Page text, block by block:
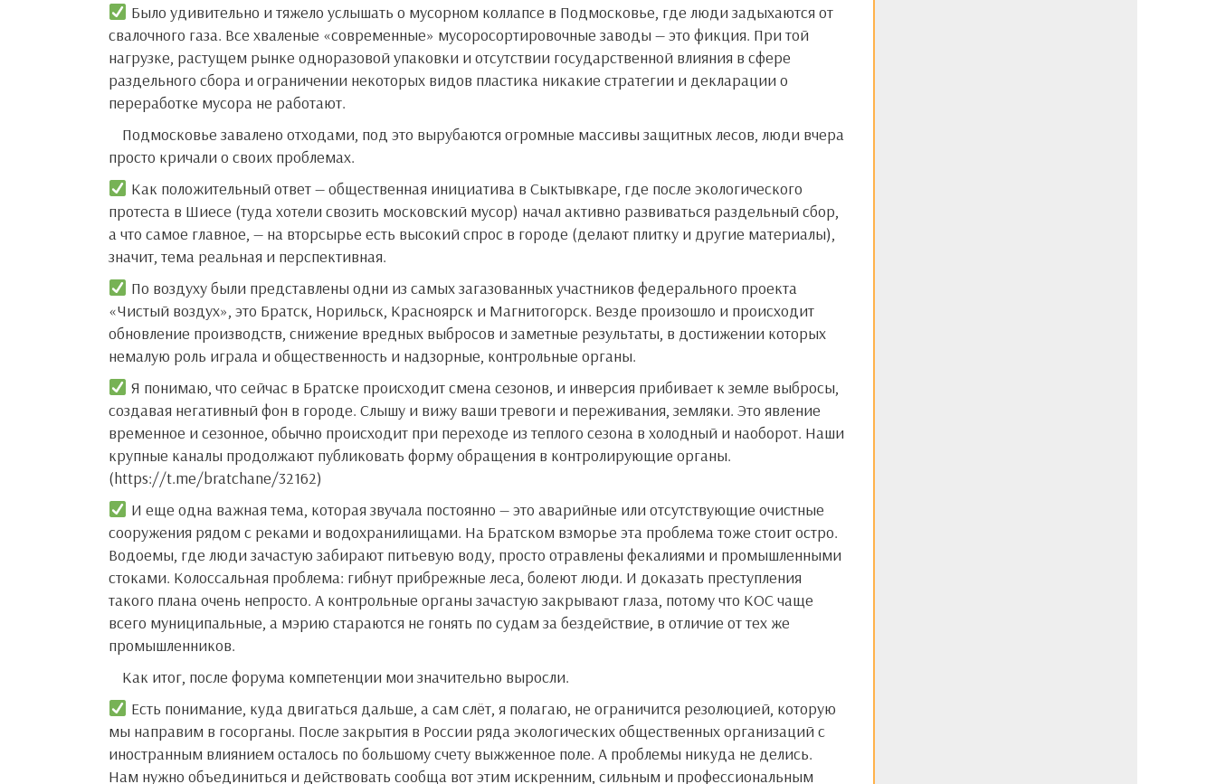
Было удивительно и тяжело услышать о мусорном коллапсе в Подмосковье, где люди задыхаются от
свалочного газа. Все хваленые «современные» мусоросортировочные заводы — это фикция. При той
нагрузке, растущем рынке одноразовой упаковки и отсутствии государственной влияния в сфере
раздельного сбора и ограничении некоторых видов пластика никакие стратегии и декларации о
переработке мусора не работают.
Подмосковье завалено отходами, под это вырубаются огромные массивы защитных лесов, люди вчера
просто кричали о своих проблемах.
Как положительный ответ — общественная инициатива в Сыктывкаре, где после экологического
протеста в Шиесе (туда хотели свозить московский мусор) начал активно развиваться раздельный сбор,
а что самое главное, — на вторсырье есть высокий спрос в городе (делают плитку и другие материалы),
значит, тема реальная и перспективная.
По воздуху были представлены одни из самых загазованных участников федерального проекта
«Чистый воздух», это Братск, Норильск, Красноярск и Магнитогорск. Везде произошло и происходит
обновление производств, снижение вредных выбросов и заметные результаты, в достижении которых
немалую роль играла и общественность и надзорные, контрольные органы.
Я понимаю, что сейчас в Братске происходит смена сезонов, и инверсия прибивает к земле выбросы,
создавая негативный фон в городе. Слышу и вижу ваши тревоги и переживания, земляки. Это явление
временное и сезонное, обычно происходит при переходе из теплого сезона в холодный и наоборот. Наши
крупные каналы продолжают публиковать форму обращения в контролирующие органы.
(https://t.me/bratchane/32162)
И еще одна важная тема, которая звучала постоянно — это аварийные или отсутствующие очистные
сооружения рядом с реками и водохранилищами. На Братском взморье эта проблема тоже стоит остро.
Водоемы, где люди зачастую забирают питьевую воду, просто отравлены фекалиями и промышленными
стоками. Колоссальная проблема: гибнут прибрежные леса, болеют люди. И доказать преступления
такого плана очень непросто. А контрольные органы зачастую закрывают глаза, потому что КОС чаще
всего муниципальные, а мэрию стараются не гонять по судам за бездействие, в отличие от тех же
промышленников.
Как итог, после форума компетенции мои значительно выросли.
Есть понимание, куда двигаться дальше, а сам слёт, я полагаю, не ограничится резолюцией, которую
мы направим в госорганы. После закрытия в России ряда экологических общественных организаций с
иностранным влиянием осталось по большому счету выжженное поле. А проблемы никуда не делись.
Нам нужно объединиться и действовать сообща вот этим искренним, сильным и профессиональным